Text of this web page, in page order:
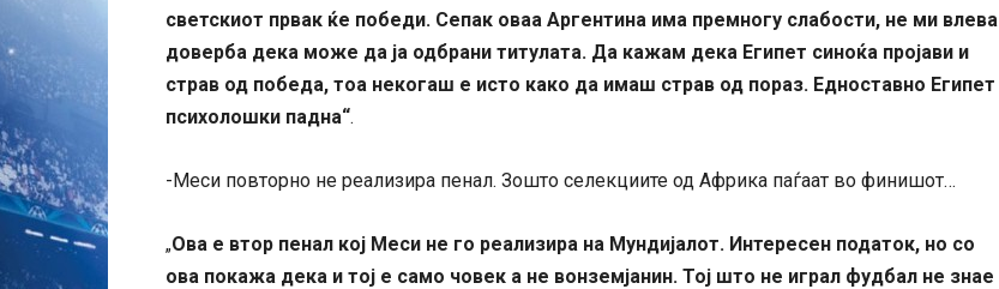
светскиот првак ќе победи. Сепак оваа Аргентина има премногу слабости, не ми влева
доверба дека може да ја одбрани титулата. Да кажам дека Египет синоќа пројави и
страв од победа, тоа некогаш е исто како да имаш страв од пораз. Едноставно Египет
психолошки падна“.
-Меси повторно не реализира пенал. Зошто селекциите од Африка паѓаат во финишот…
„Ова е втор пенал кој Меси не го реализира на Мундијалот. Интересен податок, но со
ова покажа дека и тој е само човек а не вонземјанин. Тој што не играл фудбал не знае